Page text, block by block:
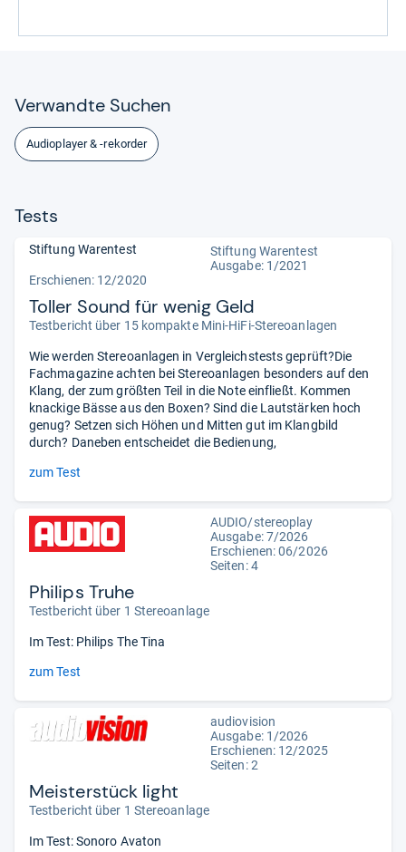
Ver­wandte Suchen
Audioplayer & -rekorder
Tests
Stiftung Warentest
Stiftung Warentest
Ausgabe: 1/2021
Erschienen: 12/2020
Toller Sound für wenig Geld
Testbericht über 15 kompakte Mini-HiFi-Stereoanlagen
Wie werden Stereoanlagen in Vergleichstests geprüft?Die
Fachmagazine achten bei Stereoanlagen besonders auf den
Klang, der zum größten Teil in die Note einfließt. Kommen
knackige Bässe aus den Boxen? Sind die Lautstärken hoch
genug? Setzen sich Höhen und Mitten gut im Klangbild
durch? Daneben entscheidet die Bedienung,
zum Test
AUDIO/stereoplay
Ausgabe: 7/2026
Erschienen:06/2026
Seiten: 4
Philips Truhe
Testbericht über 1 Stereoanlage
Im Test: Philips The Tina
zum Test
audiovision
Ausgabe: 1/2026
Erschienen: 12/2025
Seiten: 2
Meisterstück light
Testbericht über 1 Stereoanlage
Im Test: Sonoro Avaton